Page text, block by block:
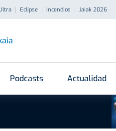
Eclipse Incendios Jaiak 2026
Podcasts Actualidad